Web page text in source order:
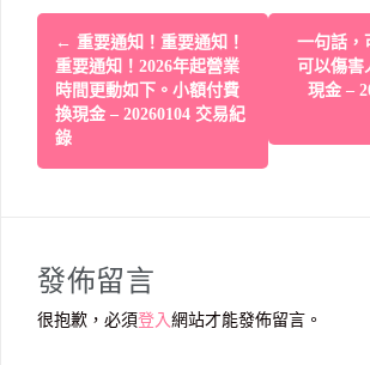
Post
navigation
← 重要通知！重要通知！
重要通知！2026年起營業
時間更動如下。小額付費
換現金 – 20260104 交易紀
錄
一句話，
可以傷害
現金 –
發佈留言
很抱歉，必須登入 網站才能發佈留言。